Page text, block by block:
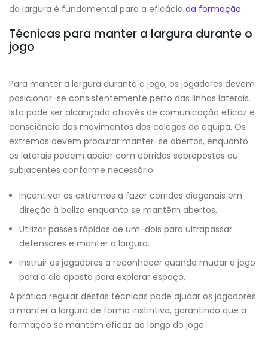
da largura é fundamental para a eficácia da formação.
Técnicas para manter a largura durante o
jogo
Para manter a largura durante o jogo, os jogadores devem
posicionar-se consistentemente perto das linhas laterais.
Isto pode ser alcançado através de comunicação eficaz e
consciência dos movimentos dos colegas de equipa. Os
extremos devem procurar manter-se abertos, enquanto
os laterais podem apoiar com corridas sobrepostas ou
subjacentes conforme necessário.
Incentivar os extremos a fazer corridas diagonais em
direção à baliza enquanto se mantêm abertos.
Utilizar passes rápidos de um-dois para ultrapassar
defensores e manter a largura.
Instruir os jogadores a reconhecer quando mudar o jogo
para a ala oposta para explorar espaço.
A prática regular destas técnicas pode ajudar os jogadores
a manter a largura de forma instintiva, garantindo que a
formação se mantém eficaz ao longo do jogo.